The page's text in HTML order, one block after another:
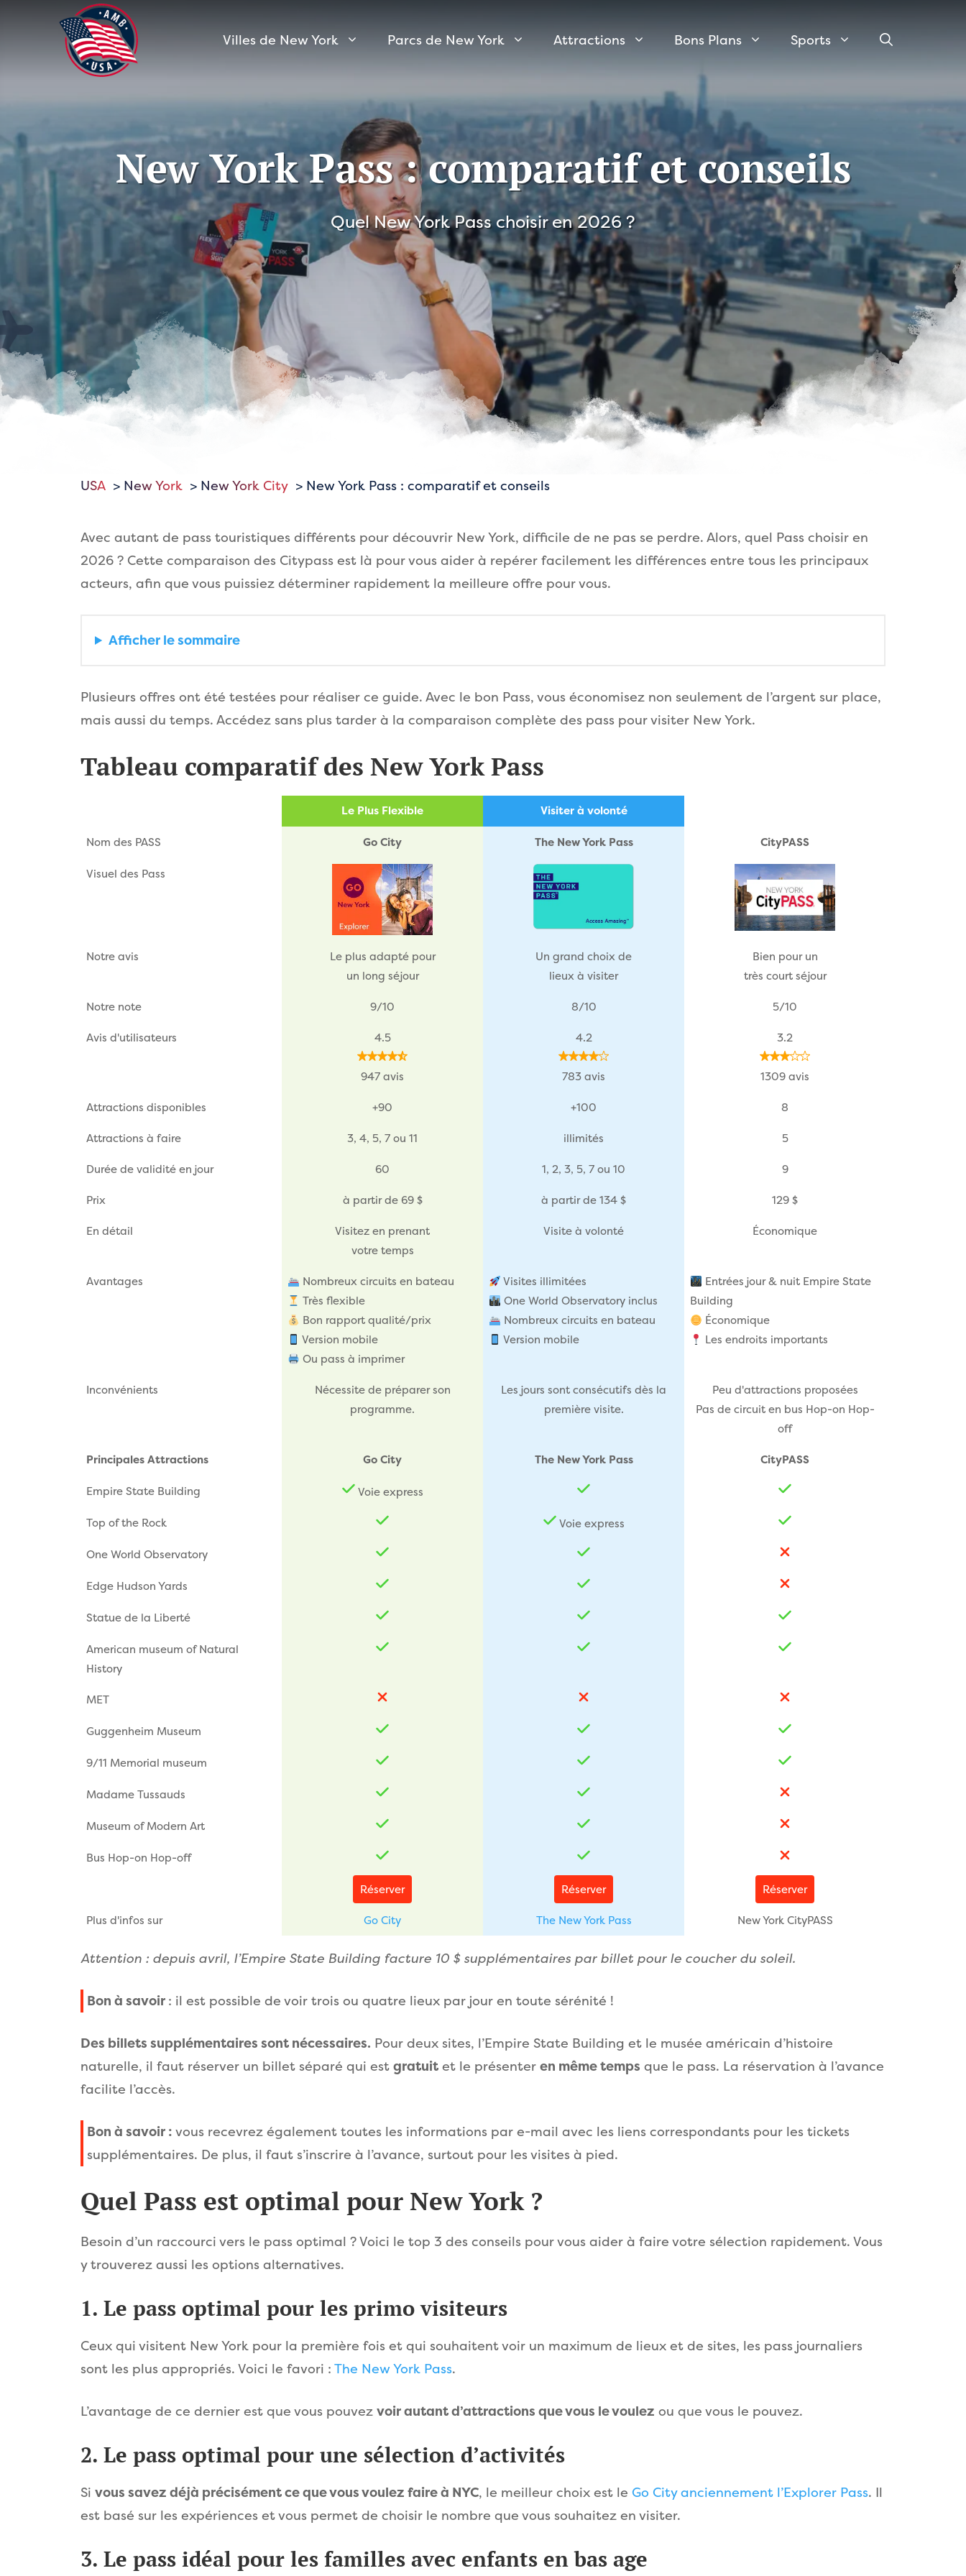
Villes de New York Parcs de New York Attractions Bons Plans Sports
New York Pass : comparatif et conseils
Quel New York Pass choisir en 2026 ?
USA New York New York City New York Pass : comparatif et conseils
Avec autant de pass touristiques différents pour découvrir New York, difficile de ne pas se perdre. Alors, quel Pass choisir en
2026 ? Cette comparaison des Citypass est là pour vous aider à repérer facilement les différences entre tous les principaux
acteurs, afin que vous puissiez déterminer rapidement la meilleure offre pour vous.
Afficher le sommaire
Plusieurs offres ont été testées pour réaliser ce guide. Avec le bon Pass, vous économisez non seulement de l’argent sur place,
mais aussi du temps. Accédez sans plus tarder à la comparaison complète des pass pour visiter New York.
Tableau comparatif des New York Pass
Le Plus Flexible Visiter à volonté
Nom des PASS Go City The New York Pass CityPASS
Visuel des Pass
Notre avis
Le plus adapté pour
un long séjour
Un grand choix de
lieux à visiter
Bien pour un
très court séjour
Notre note 9/10 8/10 5/10
Avis d'utilisateurs 4.5
947 avis
4.2
783 avis
3.2
1309 avis
Attractions disponibles +90 +100 8
Attractions à faire 3, 4, 5, 7 ou 11 illimités 5
Durée de validité en jour 60 1, 2, 3, 5, 7 ou 10 9
Prix à partir de 69 $ à partir de 134 $ 129 $
En détail
Visitez en prenant
votre temps
Visite à volonté Économique
Avantages
Nombreux circuits en bateau
Très flexible
Bon rapport qualité/prix
Version mobile
Ou pass à imprimer
Visites illimitées
One World Observatory inclus
Nombreux circuits en bateau
Version mobile
Entrées jour & nuit Empire State
Building
Économique
Les endroits importants
Inconvénients
Nécessite de préparer son
programme.
Les jours sont consécutifs dès la
première visite.
Peu d'attractions proposées
Pas de circuit en bus Hop-on Hop-
off
Principales Attractions Go City The New York Pass CityPASS
Empire State Building Voie express
Top of the Rock Voie express
One World Observatory
Edge Hudson Yards
Statue de la Liberté
American museum of Natural
History
MET
Guggenheim Museum
9/11 Memorial museum
Madame Tussauds
Museum of Modern Art
Bus Hop-on Hop-off
Réserver Réserver Réserver
Plus d'infos sur Go City The New York Pass New York CityPASS
Attention : depuis avril, l’Empire State Building facture 10 $ supplémentaires par billet pour le coucher du soleil.
Bon à savoir : il est possible de voir trois ou quatre lieux par jour en toute sérénité !
Des billets supplémentaires sont nécessaires. Pour deux sites, l’Empire State Building et le musée américain d’histoire
naturelle, il faut réserver un billet séparé qui est gratuit et le présenter en même temps que le pass. La réservation à l’avance
facilite l’accès.
Bon à savoir : vous recevrez également toutes les informations par e-mail avec les liens correspondants pour les tickets
supplémentaires. De plus, il faut s’inscrire à l’avance, surtout pour les visites à pied.
Quel Pass est optimal pour New York ?
Besoin d’un raccourci vers le pass optimal ? Voici le top 3 des conseils pour vous aider à faire votre sélection rapidement. Vous
y trouverez aussi les options alternatives.
1. Le pass optimal pour les primo visiteurs
Ceux qui visitent New York pour la première fois et qui souhaitent voir un maximum de lieux et de sites, les pass journaliers
sont les plus appropriés. Voici le favori : The New York Pass.
L’avantage de ce dernier est que vous pouvez voir autant d’attractions que vous le voulez ou que vous le pouvez.
2. Le pass optimal pour une sélection d’activités
Si vous savez déjà précisément ce que vous voulez faire à NYC, le meilleur choix est le Go City anciennement l’Explorer Pass. Il
est basé sur les expériences et vous permet de choisir le nombre que vous souhaitez en visiter.
3. Le pass idéal pour les familles avec enfants en bas age